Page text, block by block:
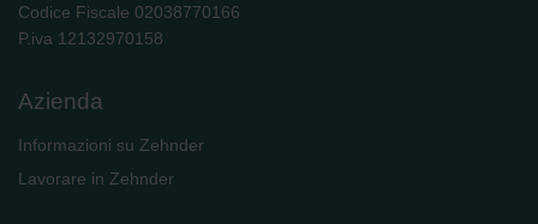
Codice Fiscale 02038770166
P.iva 12132970158
Azienda
Informazioni su Zehnder
Lavorare in Zehnder